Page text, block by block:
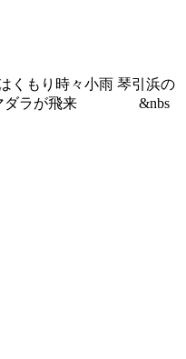
もり時々小雨 琴引浜の
マダラが飛来 &nbs